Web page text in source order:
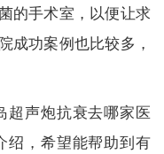
的手术室，以便让求
成功案例也比较多，
超声炮抗衰去哪家医
绍，希望能帮助到有